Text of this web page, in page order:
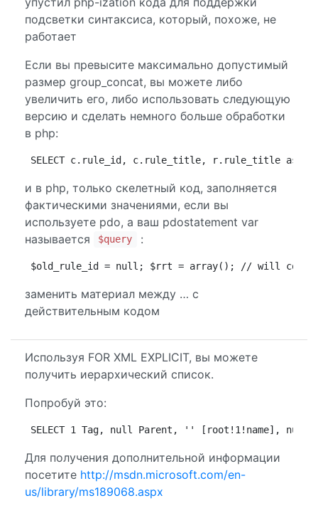
подсветки синтаксиса, который, похоже, не
работает
Если вы превысите максимально допустимый
размер group_concat, вы можете либо
увеличить его, либо использовать следующую
версию и сделать немного больше обработки
в php:
SELECT c.rule_id, c.rule_title, r.rule_title as
и в php, только скелетный код, заполняется
фактическими значениями, если вы
используете pdo, а ваш pdostatement var
называется
$query :
$old_rule_id = null; $rrt = array(); // will
заменить материал между … с
действительным кодом
Используя FOR XML EXPLICIT, вы можете
получить иерархический список.
Попробуй это:
SELECT 1 Tag, null Parent, '' [root!1!name], null
Для получения дополнительной информации
посетите http://msdn.microsoft.com/en-
us/library/ms189068.aspx